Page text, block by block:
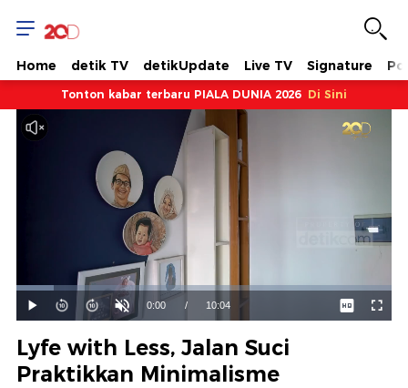
Home detik TV detikUpdate Live TV Signature
Tonton kabar terbaru PIALA DUNIA 2026 Di Sini
Mainkan
Suara
Hidup
Waktu
ini
0:00 / Durasi
10:04
Dimuat:
9.93%
Lyfe with Less, Jalan Suci
Praktikkan Minimalisme